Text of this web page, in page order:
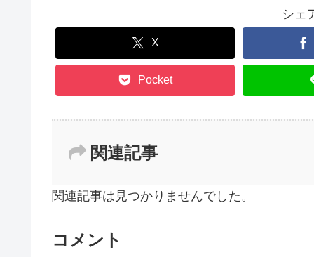
シェ
X
Pocket
関連記事
関連記事は見つかりませんでした。
コメント